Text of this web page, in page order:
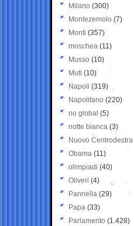
Milano (300)
Montezemolo (7)
Monti (357)
moschea (11)
Musso (10)
Muti (10)
Napoli (319)
Napolitano (220)
no global (5)
notte bianca (3)
Nuovo Centrodestra
Obama (11)
olimpiadi (40)
Oliveri (4)
Pannella (29)
Papa (33)
Parlamento (1.428)